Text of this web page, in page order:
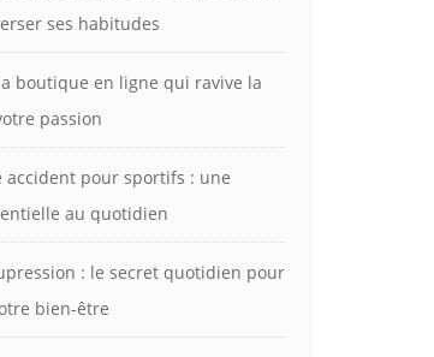
ses habitudes
boutique en ligne qui ravive la
passion
accident pour sportifs : une
au quotidien
: le secret quotidien pour
bien-être